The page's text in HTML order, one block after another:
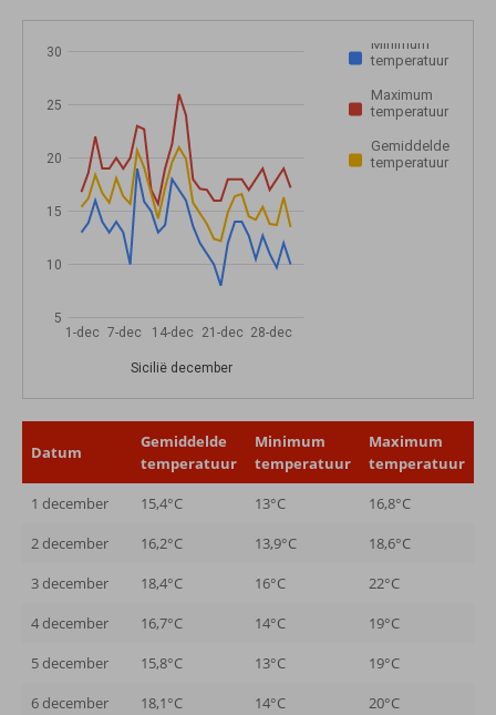
Minimum
temperatuur
Maximum
temperatuur
Gemiddelde
temperatuur
1-dec 7-dec 14-dec 21-dec 28-dec
Sicilië december
5
10
15
20
25
30
Datum
Gemiddelde
temperatuur
Minimum
temperatuur
Maximum
temperatuur
1 december
15,4°C 13°C
16,8°C
2 december
16,2°C 13,9°C
18,6°C
3 december
18,4°C 16°C
22°C
4 december
16,7°C 14°C
19°C
5 december
15,8°C 13°C
19°C
6 december
18,1°C 14°C
20°C